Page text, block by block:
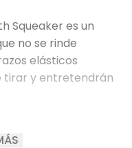
Squeaker es un
no se rinde
elásticos
tirar y entretendrán